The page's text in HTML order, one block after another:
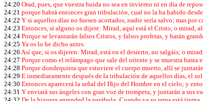
24:20 Orad, pues, que vuestra huida no sea en invierno ni en día de
24:21 porque habrá entonces gran tribulación, cual no la ha habido
24:22 Y si aquellos días no fuesen acortados, nadie sería salvo; mas por
24:23 Entonces, si alguno os dijere: Mirad, aquí está el Cristo, o mirad,
24:24 Porque se levantarán falsos Cristos, y falsos profetas, y harán
24:25 Ya os lo he dicho antes.
24:26 Así que, si os dijeren: Mirad, está en el desierto, no salgáis; o
24:27 Porque como el relámpago que sale del oriente y se muestra
24:28 Porque dondequiera que estuviere el cuerpo muerto, allí se
24:29 E inmediatamente después de la tribulación de aquellos días, el
24:30 Entonces aparecerá la señal del Hijo del Hombre en el cielo; y
24:31 Y enviará sus ángeles con gran voz de trompeta, y juntarán a sus